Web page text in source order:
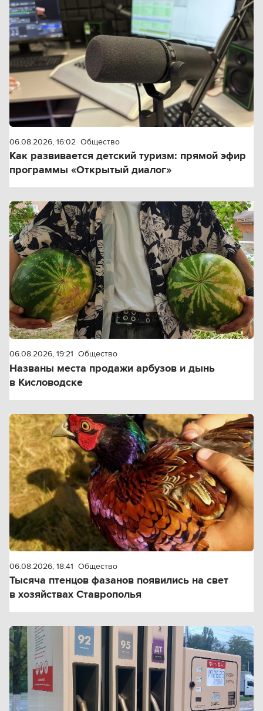
06.08.2026, 16:02 Общество
Как развивается детский туризм: прямой эфир
программы «Открытый диалог»
06.08.2026, 19:21 Общество
Названы места продажи арбузов и дынь
в Кисловодске
06.08.2026, 18:41 Общество
Тысяча птенцов фазанов появились на свет
в хозяйствах Ставрополья